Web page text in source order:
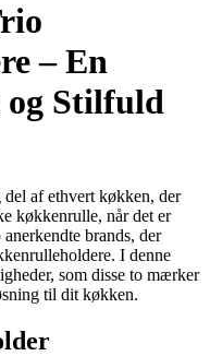
– En
Stilfuld
af ethvert køkken, der
køkkenrulle, når det er
brands, der
I denne
som disse to mærker
til dit køkken.